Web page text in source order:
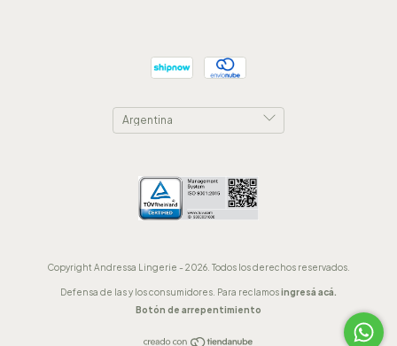
Copyright Andressa Lingerie - 2026. Todos los derechos reservados.
Defensa de las y los consumidores. Para reclamos ingresá acá.
Botón de arrepentimiento